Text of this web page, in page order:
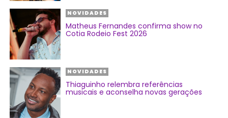
NOVIDADES
Matheus Fernandes confirma show no
Cotia Rodeio Fest 2026
NOVIDADES
Thiaguinho relembra referências
musicais e aconselha novas gerações